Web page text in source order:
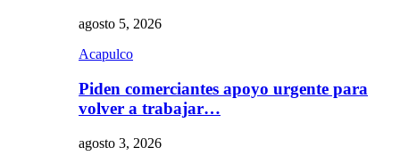
agosto 5, 2026
Acapulco
Piden comerciantes apoyo urgente para
volver a trabajar…
agosto 3, 2026